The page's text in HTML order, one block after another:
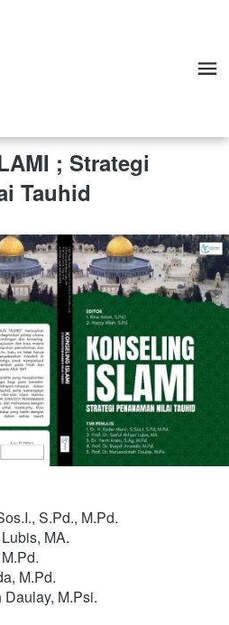
; Strategi
Tauhid
S.Pd., M.Pd.
MA.
M.Pd.
M.Psi.